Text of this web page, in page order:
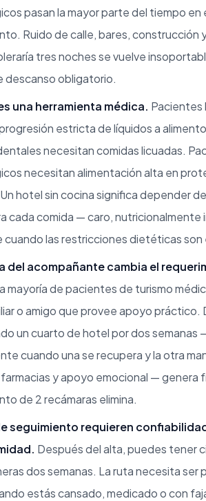
pasan la mayor parte del tiempo en
Ruido de calle, bares, construcción
tres noches se vuelve
descanso obligatorio.
una herramienta médica. Pacientes
estricta de líquidos a
necesitan comidas licuadas.
necesitan alimentación alta en
hotel sin cocina significa depender
cada comida — caro,
cuando las restricciones dietéticas
del acompañante cambia el
mayoría de pacientes de turismo
o amigo que provee apoyo práctico.
un cuarto de hotel por dos semanas
cuando una se recupera y la otra
y apoyo emocional — genera
de 2 recámaras elimina.
seguimiento requieren
Después del alta, puedes tener
dos semanas. La ruta necesita ser
estás cansado, medicado o con